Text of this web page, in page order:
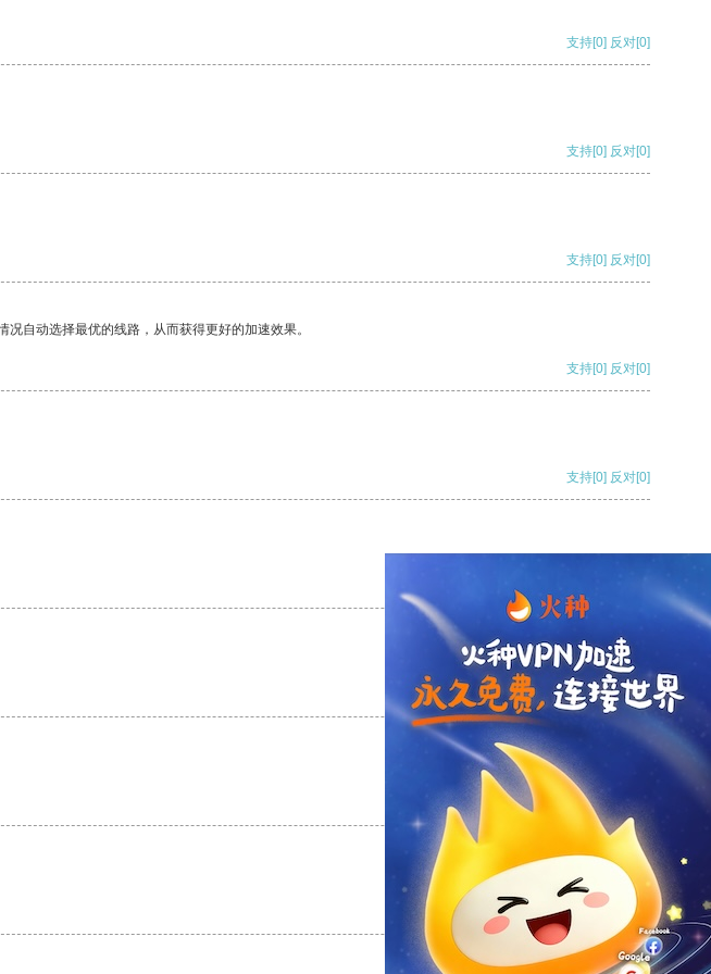
支持[0] 反对[0]
支持[0] 反对[0]
支持[0] 反对[0]
自动选择最优的线路，从而获得更好的加速效果。
支持[0] 反对[0]
支持[0] 反对[0]
支持 [0] 反对[0]
支持[0] 反对
支持[0] 反对[0]